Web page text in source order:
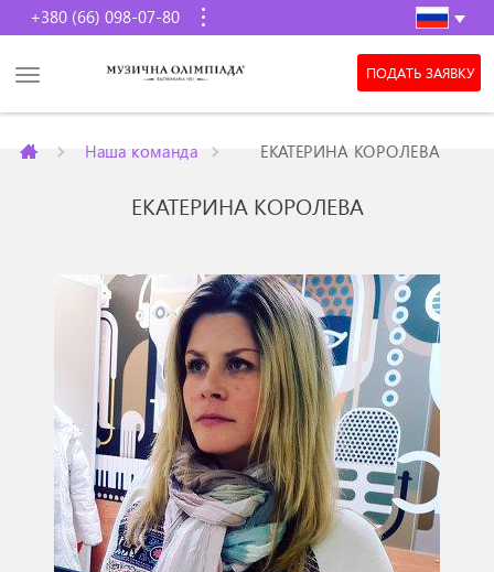
+380 (66) 098-07-80
ПОДАТЬ ЗАЯВКУ
Наша команда ЕКАТЕРИНА КОРОЛЕВА
ЕКАТЕРИНА КОРОЛЕВА